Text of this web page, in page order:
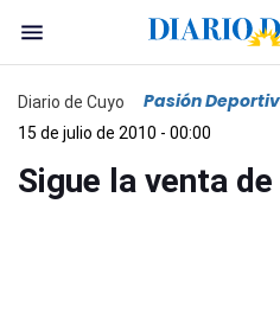
Diario de Cuyo Pasión
15 de julio de 2010 - 00:00
Sigue la venta